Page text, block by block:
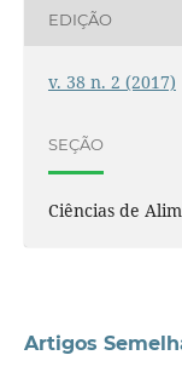
EDIÇÃO
v. 38 n. 2 (2017)
SEÇÃO
Ciências de
Artigos